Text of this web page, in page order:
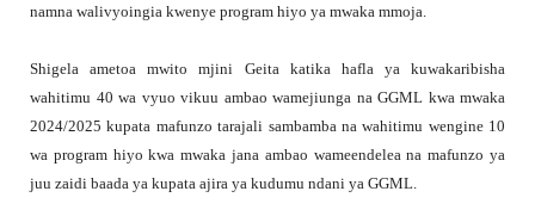
namna walivyoingia kwenye program hiyo ya mwaka mmoja.
Shigela ametoa mwito mjini Geita katika hafla ya kuwakaribisha
wahitimu 40 wa vyuo vikuu ambao wamejiunga na GGML kwa mwaka
2024/2025 kupata mafunzo tarajali sambamba na wahitimu wengine 10
wa program hiyo kwa mwaka jana ambao wameendelea na mafunzo ya
juu zaidi baada ya kupata ajira ya kudumu ndani ya GGML.